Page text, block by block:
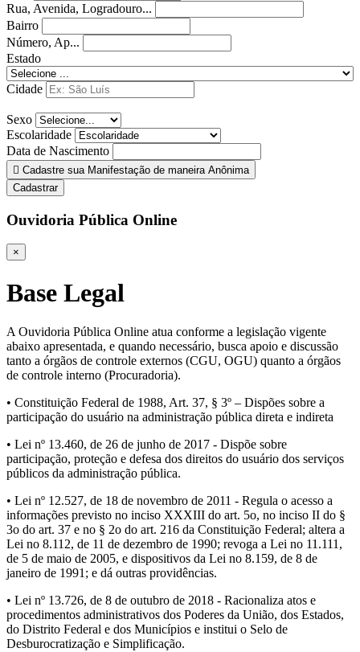
Rua, Avenida, Logradouro...
Bairro
Número, Ap...
Estado
Cidade
Sexo
Escolaridade
Data de Nascimento
Cadastre sua Manifestação de maneira Anônima
Cadastrar
Ouvidoria Pública Online
×
Base Legal
A Ouvidoria Pública Online atua conforme a legislação vigente
abaixo apresentada, e quando necessário, busca apoio e discussão
tanto a órgãos de controle externos (CGU, OGU) quanto a órgãos
de controle interno (Procuradoria).
• Constituição Federal de 1988, Art. 37, § 3º – Dispões sobre a
participação do usuário na administração pública direta e indireta
• Lei nº 13.460, de 26 de junho de 2017 - Dispõe sobre
participação, proteção e defesa dos direitos do usuário dos serviços
públicos da administração pública.
• Lei nº 12.527, de 18 de novembro de 2011 - Regula o acesso a
informações previsto no inciso XXXIII do art. 5o, no inciso II do §
3o do art. 37 e no § 2o do art. 216 da Constituição Federal; altera a
Lei no 8.112, de 11 de dezembro de 1990; revoga a Lei no 11.111,
de 5 de maio de 2005, e dispositivos da Lei no 8.159, de 8 de
janeiro de 1991; e dá outras providências.
• Lei nº 13.726, de 8 de outubro de 2018 - Racionaliza atos e
procedimentos administrativos dos Poderes da União, dos Estados,
do Distrito Federal e dos Municípios e institui o Selo de
Desburocratização e Simplificação.